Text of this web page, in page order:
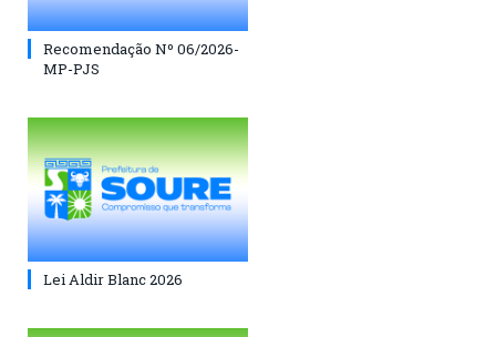
Recomendação Nº 06/2026-
MP-PJS
Lei Aldir Blanc 2026